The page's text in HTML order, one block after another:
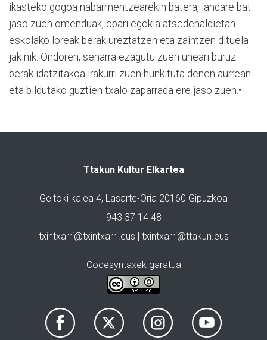
ikasteko gogoa nabarmentzearekin batera, landare bat
jaso zuen omenduak, opari egokia atsedenaldietan
eskolako loreak berak ureztatzen eta zaintzen dituela
jakinik. Ondoren, senarra ezagutu zuen uneari buruz
berak idatzitakoa irakurri zuen hunkituta denen aurrean
eta bildutako guztien txalo zaparrada ere jaso zuen.•
Ttakun Kultur Elkartea
Geltoki kalea 4, Lasarte-Oria 20160 Gipuzkoa
943 37 14 48
txintxarri@txintxarri.eus | txintxarri@ttakun.eus
Codesyntaxek garatua